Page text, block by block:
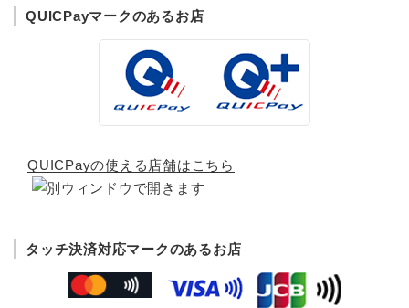
QUICPayマークのあるお店
QUICPayの使える店舗はこちら
タッチ決済対応マークのあるお店